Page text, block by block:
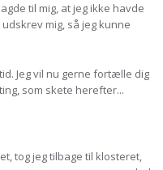
til mig, at jeg ikke havde
mig, så jeg kunne
Jeg vil nu gerne fortælle dig
som skete herefter...
tog jeg tilbage til klosteret,